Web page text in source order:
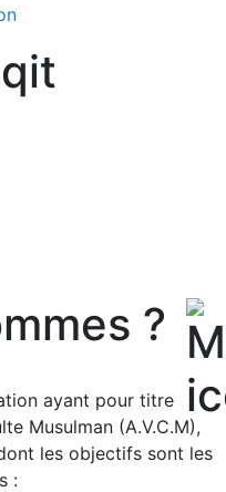
?
ayant pour titre
Musulman (A.V.C.M),
les objectifs sont les
: